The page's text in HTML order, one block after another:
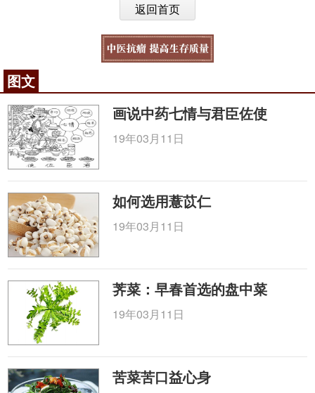
返回首页
图文
画说中药七情与君臣佐使
19年03月11日
如何选用薏苡仁
19年03月11日
荠菜：早春首选的盘中菜
19年03月11日
苦菜苦口益心身